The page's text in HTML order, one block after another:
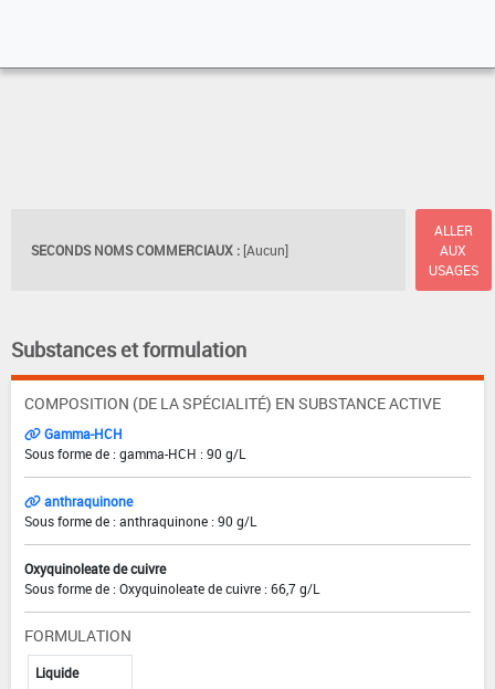
SECONDS NOMS COMMERCIAUX : [Aucun]
ALLER
AUX
USAGES
Substances et formulation
COMPOSITION (DE LA SPÉCIALITÉ) EN SUBSTANCE ACTIVE
Gamma-HCH
Sous forme de : gamma-HCH : 90 g/L
anthraquinone
Sous forme de : anthraquinone : 90 g/L
Oxyquinoleate de cuivre
Sous forme de : Oxyquinoleate de cuivre : 66,7 g/L
FORMULATION
Liquide